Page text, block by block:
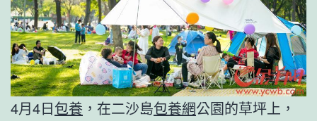
4月4日包養 ，在二沙島包養網公園的草坪上，